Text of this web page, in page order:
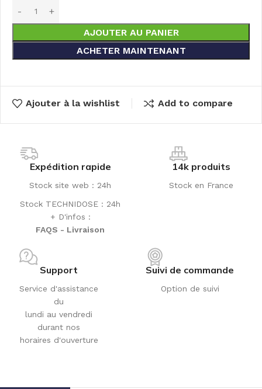
AJOUTER AU PANIER
ACHETER MAINTENANT
Ajouter à la wishlist Add to compare
Expédition rapide
Stock site web : 24h
Stock TECHNIDOSE : 24h
+ D'infos :
FAQS - Livraison
14k produits
Stock en France
Support
Service d'assistance
du
lundi au vendredi
durant nos
horaires d'ouverture
Suivi de commande
Option de suivi